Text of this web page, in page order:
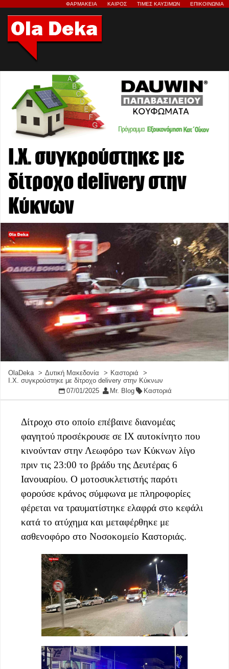
ΦΑΡΜΑΚΕΙΑ ΚΑΙΡΟΣ ΤΙΜΕΣ ΚΑΥΣΙΜΩΝ ΕΠΙΚΟΙΝΩΝΙΑ
Ι.Χ. συγκρούστηκε με
δίτροχο delivery στην
Κύκνων
OlaDeka Δυτική Μακεδονία
Καστοριά
Ι.Χ. συγκρούστηκε με δίτροχο delivery στην Κύκνων
07/01/2025
Mr. Blog Καστοριά
Δίτροχο στο οποίο επέβαινε διανομέας
φαγητού προσέκρουσε σε ΙΧ αυτοκίνητο που
κινούνταν στην Λεωφόρο των Κύκνων λίγο
πριν τις 23:00 το βράδυ της Δευτέρας 6
Ιανουαρίου. Ο μοτοσυκλετιστής παρότι
φορούσε κράνος σύμφωνα με πληροφορίες
φέρεται να τραυματίστηκε ελαφρά στο κεφάλι
κατά το ατύχημα και μεταφέρθηκε με
ασθενοφόρο στο Νοσοκομείο Καστοριάς.